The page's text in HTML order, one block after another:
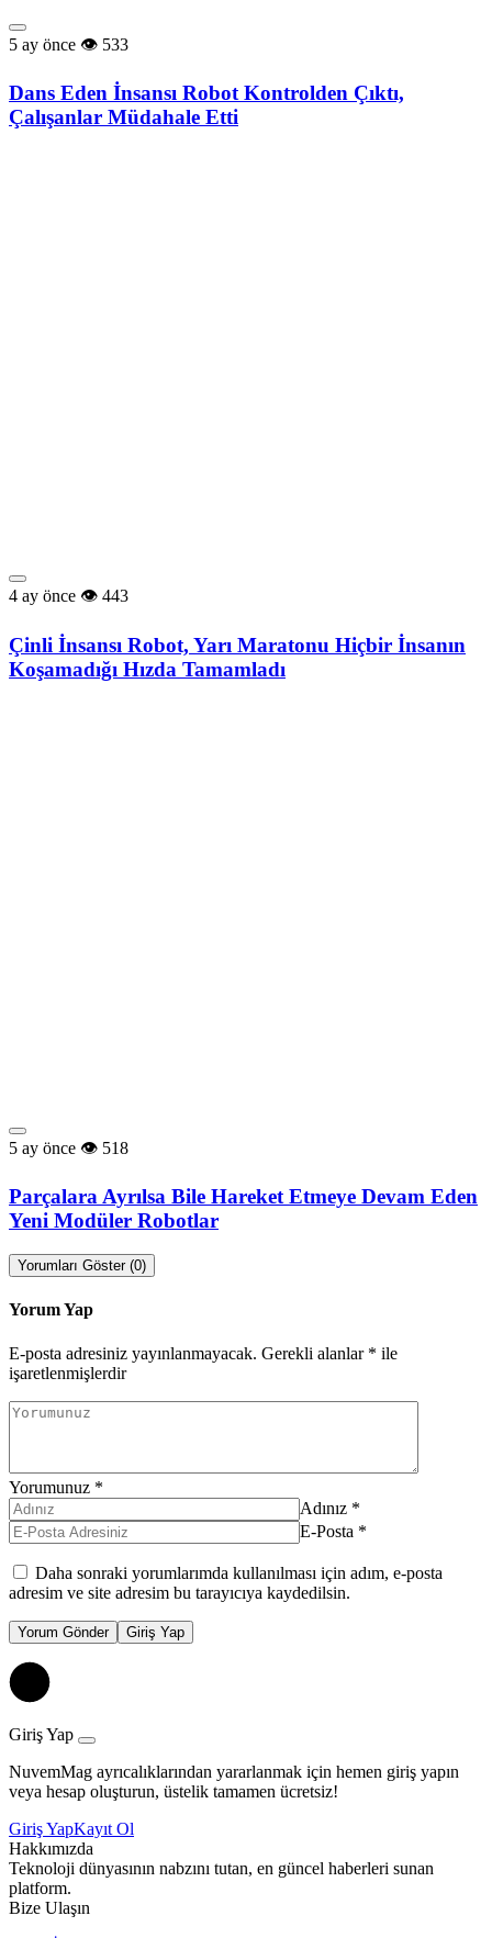
5 ay önce 533
Dans Eden İnsansı Robot Kontrolden Çıktı,
Çalışanlar Müdahale Etti
4 ay önce 443
Çinli İnsansı Robot, Yarı Maratonu Hiçbir İnsanın
Koşamadığı Hızda Tamamladı
5 ay önce 518
Parçalara Ayrılsa Bile Hareket Etmeye Devam Eden
Yeni Modüler Robotlar
Yorumları Göster (0)
Yorum Yap
E-posta adresiniz yayınlanmayacak. Gerekli alanlar * ile
işaretlenmişlerdir
Yorumunuz *
Adınız *
E-Posta *
Daha sonraki yorumlarımda kullanılması için adım, e-posta
adresim ve site adresim bu tarayıcıya kaydedilsin.
Yorum Gönder Giriş Yap
Giriş Yap
NuvemMag ayrıcalıklarından yararlanmak için hemen giriş yapın
veya hesap oluşturun, üstelik tamamen ücretsiz!
Giriş YapKayıt Ol
Hakkımızda
Teknoloji dünyasının nabzını tutan, en güncel haberleri sunan
platform.
Bize Ulaşın